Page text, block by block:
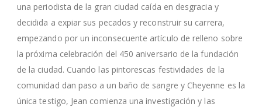
una periodista de la gran ciudad caída en desgracia y
decidida a expiar sus pecados y reconstruir su carrera,
empezando por un inconsecuente artículo de relleno sobre
la próxima celebración del 450 aniversario de la fundación
de la ciudad. Cuando las pintorescas festividades de la
comunidad dan paso a un baño de sangre y Cheyenne es la
única testigo, Jean comienza una investigación y las